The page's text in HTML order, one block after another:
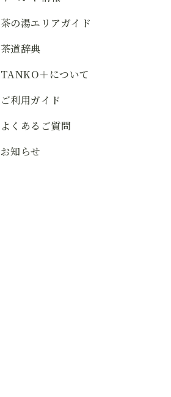
茶の湯エリアガイド
茶道辞典
TANKO＋について
ご利用ガイド
よくあるご質問
お知らせ